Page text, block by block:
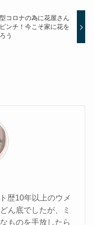
コロナの為に花屋さん
ンチ！今こそ家に花を
う
歴10年以上のウメ
ん底でしたが、ミ
ものを手放したら